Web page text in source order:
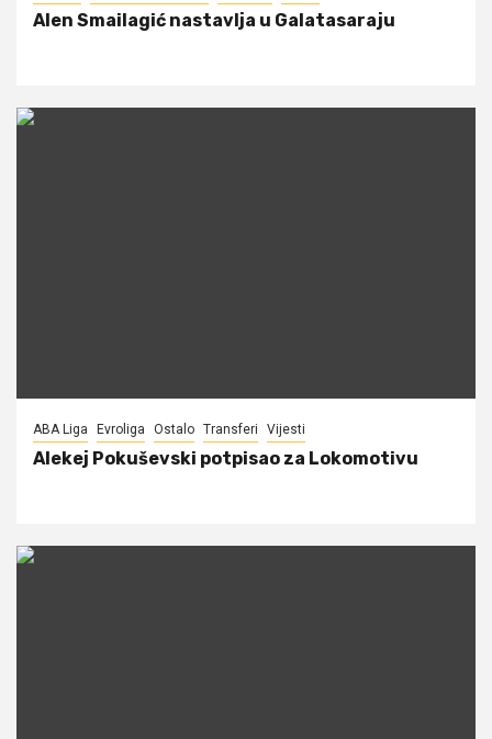
Alen Smailagić nastavlja u Galatasaraju
ABA Liga Evroliga Ostalo Transferi Vijesti
Alekej Pokuševski potpisao za Lokomotivu